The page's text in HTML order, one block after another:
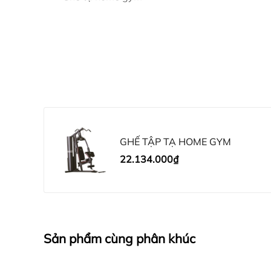
Động tác 4
Động tác 5
GHẾ TẬP TẠ HOME GYM
22.134.000₫
Sản phẩm cùng phân khúc